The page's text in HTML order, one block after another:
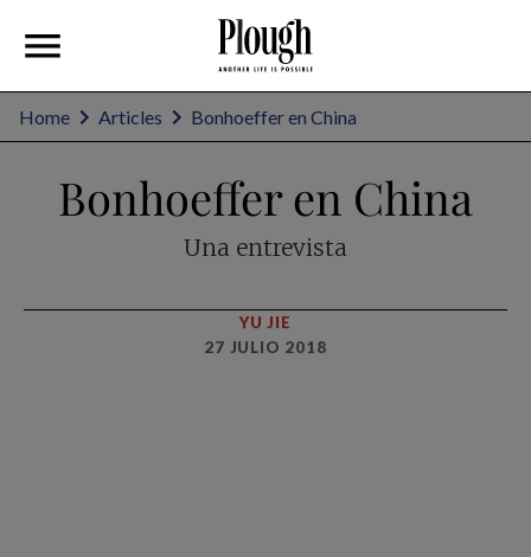
Home Articles Bonhoeffer en China
Bonhoeffer en China
Una entrevista
YU JIE
27 JULIO 2018